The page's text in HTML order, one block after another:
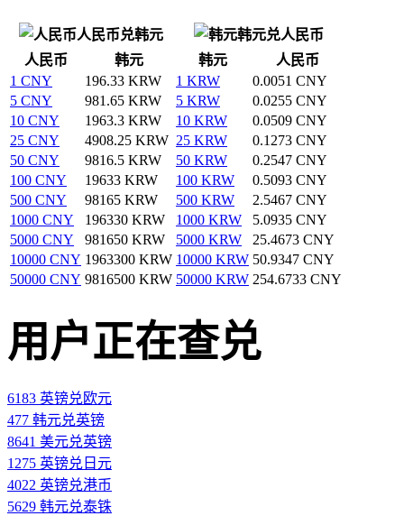
人民币兑韩元
韩元兑人民币
人民币
韩元 韩元
人民币
1 CNY
196.33 KRW 1 KRW
0.0051 CNY
5 CNY
981.65 KRW 5 KRW
0.0255 CNY
10 CNY
1963.3 KRW 10 KRW
0.0509 CNY
25 CNY
4908.25 KRW 25 KRW
0.1273 CNY
50 CNY
9816.5 KRW 50 KRW
0.2547 CNY
100 CNY
19633 KRW 100 KRW
0.5093 CNY
500 CNY
98165 KRW 500 KRW
2.5467 CNY
1000 CNY
196330 KRW 1000 KRW
5.0935 CNY
5000 CNY
981650 KRW 5000 KRW
25.4673 CNY
10000 CNY 1963300 KRW 10000 KRW 50.9347 CNY
50000 CNY 9816500 KRW 50000 KRW 254.6733 CNY
用户正在查兑
6183 英镑兑欧元
477 韩元兑英镑
8641 美元兑英镑
1275 英镑兑日元
4022 英镑兑港币
5629 韩元兑泰铢